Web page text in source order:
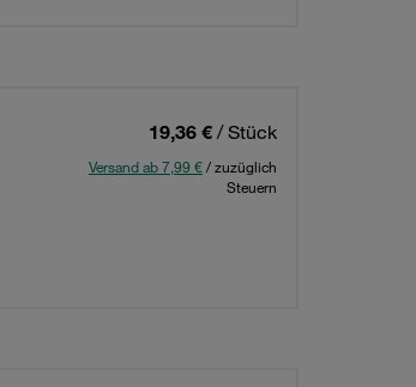
19,36 € / Stück
Versand ab 7,99 €/ zuzüglich
Steuern